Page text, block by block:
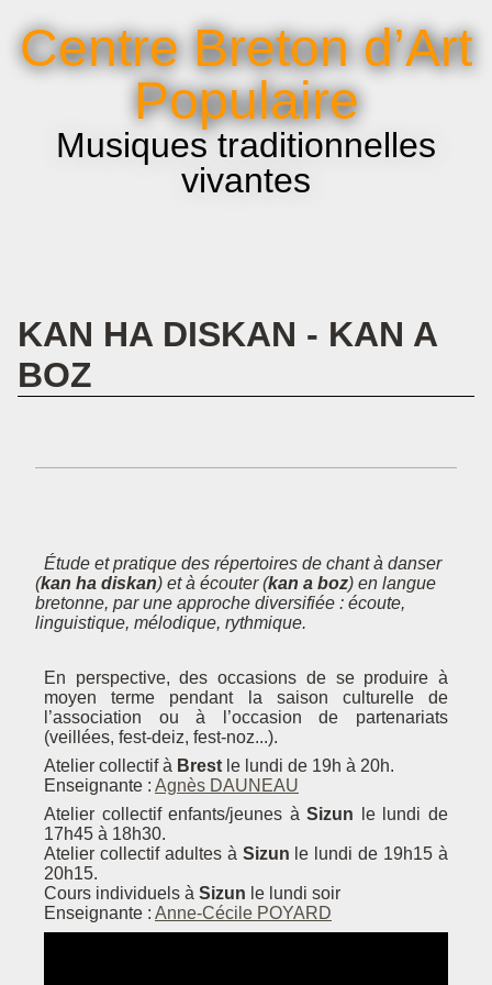
Centre Breton d’Art
Populaire
Musiques traditionnelles
vivantes
Infos pratiques
KAN HA DISKAN - KAN A
BOZ
Étude et pratique des répertoires de chant à danser
(kan ha diskan) et à écouter (kan a boz) en langue
bretonne, par une approche diversifiée : écoute,
linguistique, mélodique, rythmique.
En perspective, des occasions de se produire à
moyen terme pendant la saison culturelle de
l’association ou à l’occasion de partenariats
(veillées, fest-deiz, fest-noz...).
Atelier collectif à Brest le lundi de 19h à 20h.
Enseignante : Agnès DAUNEAU
Atelier collectif enfants/jeunes àSizun le lundi de
17h45 à 18h30.
Atelier collectif adultes à Sizun le lundi de 19h15 à
20h15.
Cours individuels à Sizun le lundi soir
Enseignante : Anne-Cécile POYARD